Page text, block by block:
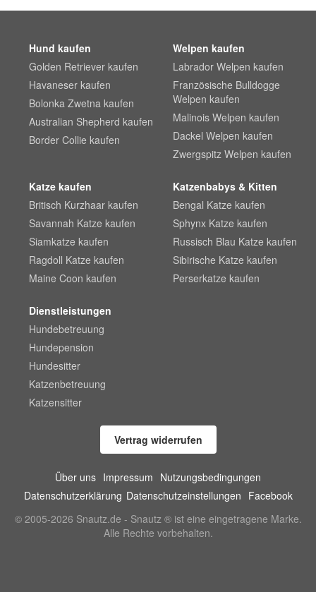
Hund kaufen
Golden Retriever kaufen
Havaneser kaufen
Bolonka Zwetna kaufen
Australian Shepherd kaufen
Border Collie kaufen
Welpen kaufen
Labrador Welpen kaufen
Französische Bulldogge
Welpen kaufen
Malinois Welpen kaufen
Dackel Welpen kaufen
Zwergspitz Welpen kaufen
Katze kaufen
Britisch Kurzhaar kaufen
Savannah Katze kaufen
Siamkatze kaufen
Ragdoll Katze kaufen
Maine Coon kaufen
Katzenbabys & Kitten
Bengal Katze kaufen
Sphynx Katze kaufen
Russisch Blau Katze kaufen
Sibirische Katze kaufen
Perserkatze kaufen
Dienstleistungen
Hundebetreuung
Hundepension
Hundesitter
Katzenbetreuung
Katzensitter
Vertrag widerrufen
Über uns Impressum Nutzungsbedingungen
Datenschutzerklärung Datenschutzeinstellungen Facebook
© 2005-2026 Snautz.de - Snautz ® ist eine eingetragene Marke.
Alle Rechte vorbehalten.